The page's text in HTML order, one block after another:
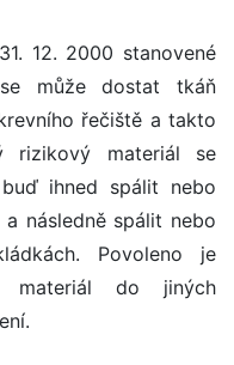
12. 2000 stanovené
může dostat tkáň
řečiště a takto
rizikový materiál se
ihned spálit nebo
následně spálit nebo
Povoleno je
materiál do jiných